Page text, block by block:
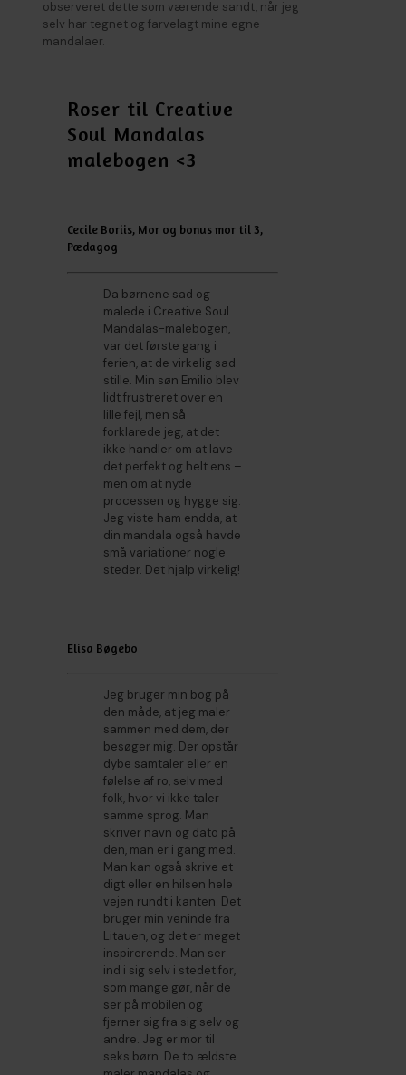
observeret dette som værende sandt, når jeg
selv har tegnet og farvelagt mine egne
mandalaer.
Roser til Creative
Soul Mandalas
malebogen <3
Cecile Boriis, Mor og bonus mor til 3,
Pædagog
Da børnene sad og
malede i Creative Soul
Mandalas-malebogen,
var det første gang i
ferien, at de virkelig sad
stille. Min søn Emilio blev
lidt frustreret over en
lille fejl, men så
forklarede jeg, at det
ikke handler om at lave
det perfekt og helt ens –
men om at nyde
processen og hygge sig.
Jeg viste ham endda, at
din mandala også havde
små variationer nogle
steder. Det hjalp virkelig!
Elisa Bøgebo
Jeg bruger min bog på
den måde, at jeg maler
sammen med dem, der
besøger mig. Der opstår
dybe samtaler eller en
følelse af ro, selv med
folk, hvor vi ikke taler
samme sprog. Man
skriver navn og dato på
den, man er i gang med.
Man kan også skrive et
digt eller en hilsen hele
vejen rundt i kanten. Det
bruger min veninde fra
Litauen, og det er meget
inspirerende. Man ser
ind i sig selv i stedet for,
som mange gør, når de
ser på mobilen og
fjerner sig fra sig selv og
andre. Jeg er mor til
seks børn. De to ældste